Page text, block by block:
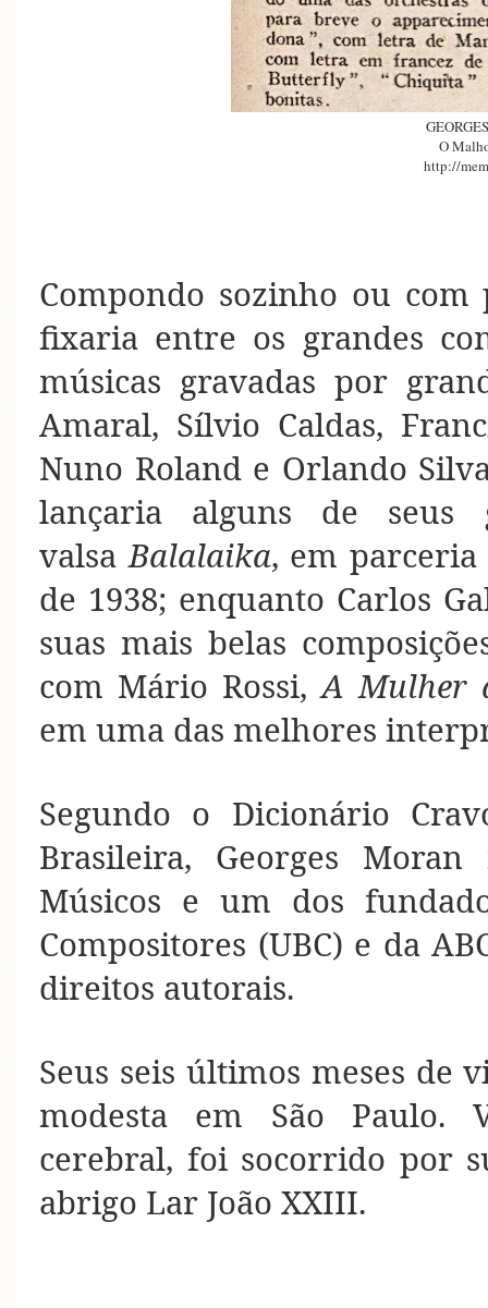
O
http://
Compondo sozinho ou com
fixaria entre os grandes
músicas gravadas por
Amaral, Sílvio Caldas,
Nuno Roland e Orlando
lançaria alguns de seus
valsaBalalaika, em parceria
de 1938; enquanto Carlos
suas mais belas
com Mário Rossi,A Mulher
em uma das melhores
Segundo o Dicionário
Brasileira, Georges
Músicos e um dos
Compositores (UBC) e da
direitos autorais.
Seus seis últimos meses de
modesta em São Paulo.
cerebral, foi socorrido por
abrigo Lar João XXIII.